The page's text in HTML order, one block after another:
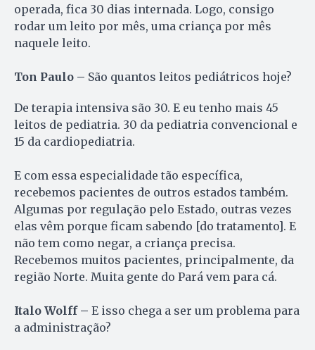
operada, fica 30 dias internada. Logo, consigo
rodar um leito por mês, uma criança por mês
naquele leito.
Ton Paulo – São quantos leitos pediátricos hoje?
De terapia intensiva são 30. E eu tenho mais 45
leitos de pediatria. 30 da pediatria convencional e
15 da cardiopediatria.
E com essa especialidade tão específica,
recebemos pacientes de outros estados também.
Algumas por regulação pelo Estado, outras vezes
elas vêm porque ficam sabendo [do tratamento]. E
não tem como negar, a criança precisa.
Recebemos muitos pacientes, principalmente, da
região Norte. Muita gente do Pará vem para cá.
Italo Wolff – E isso chega a ser um problema para
a administração?